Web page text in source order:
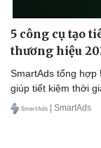
5 công cụ tạo
thương hiệu
SmartAds tổng hợp
giúp tiết kiệm thời
| SmartAds